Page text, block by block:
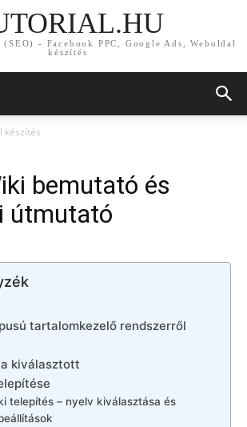
- Facebook PPC, Google Ads, Weboldal
készítés
készítés
bemutató és
útmutató
tartalomkezelő rendszerről
kiválasztott
telepítés – nyelv kiválasztása és